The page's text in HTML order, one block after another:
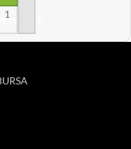
EKLE